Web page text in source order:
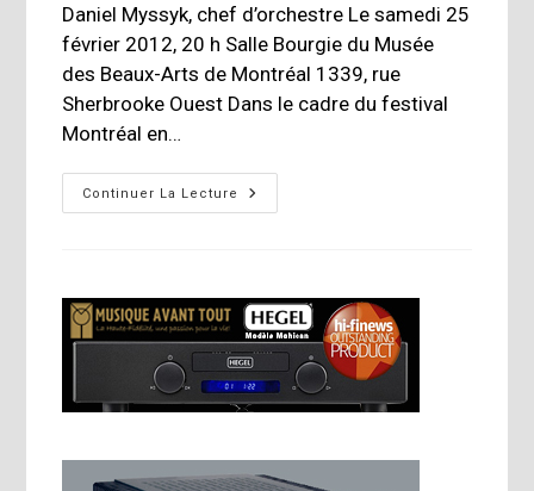
Daniel Myssyk, chef d’orchestre Le samedi 25
février 2012, 20 h Salle Bourgie du Musée
des Beaux-Arts de Montréal 1339, rue
Sherbrooke Ouest Dans le cadre du festival
Montréal en…
Continuer La Lecture
Mozart,
J.S.